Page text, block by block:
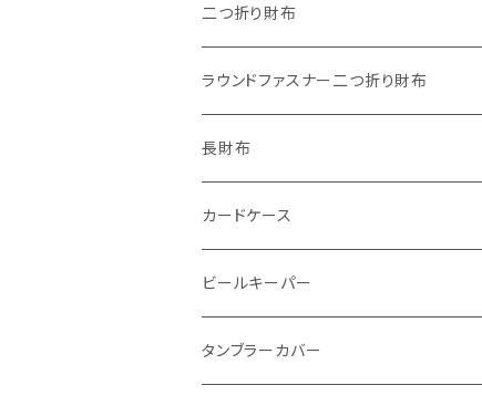
"うちの子"ペットキーホルダー
ワンタッチコインケース ブッテーロ
ワンタッチコインケース 国産革
ファスナーコインケース
"Jack"マイクロウォレット(三つ折り式)
"Ripper"マイクロウォレット(三つ折り
式)
二つ折り財布
"Basic"アートウォレット
番外編Basicアートウォレット (インポート革版)
スキニーウォレット
ストーンウォレット
メタルウォレット
インビジブルウォレット
ラウンドファスナー二つ折り財布
長財布
折り財布
L字ファスナー
柔らか革財布
カードケース
ビールキーパー
タンブラーカバー